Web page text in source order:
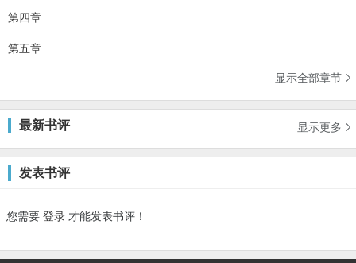
第四章
第五章
显示全部章节
最新书评 显示更多 
发表书评
您需要 登录 才能发表书评！